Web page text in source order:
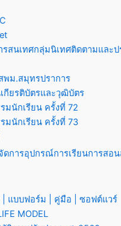
รสนเทศกลุ่มนิเทศติดตามและ
พม.สมุทรปราการ
กียรติบัตรและวุฒิบัตร
มนักเรียน ครั้งที่ 72
มนักเรียน ครั้งที่ 73
ดการอุปกรณ์การเรียนการสอ
| แบบฟอร์ม | คู่มือ | ซอฟต์แวร์
MODEL